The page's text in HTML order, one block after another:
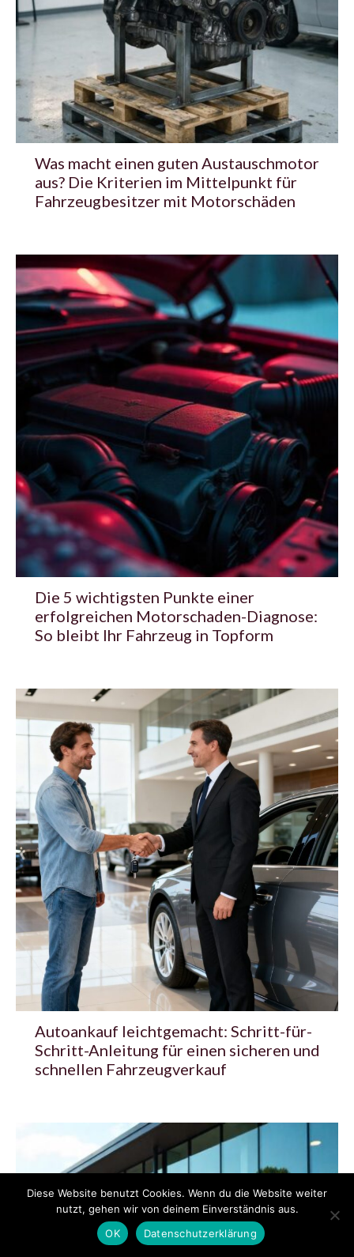
Was macht einen guten Austauschmotor
aus? Die Kriterien im Mittelpunkt für
Fahrzeugbesitzer mit Motorschäden
Die 5 wichtigsten Punkte einer
erfolgreichen Motorschaden-Diagnose:
So bleibt Ihr Fahrzeug in Topform
Autoankauf leichtgemacht: Schritt-für-
Schritt-Anleitung für einen sicheren und
schnellen Fahrzeugverkauf
Diese Website benutzt Cookies. Wenn du die Website weiter
nutzt, gehen wir von deinem Einverständnis aus.
OK
Datenschutzerklärung